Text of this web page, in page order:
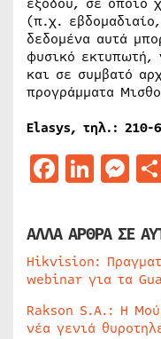
(π.χ.
δεδομένα αυτά
φυσικό
και σε συμβατό
προγράμματα
Elasys, τηλ.: 210-
ΑΛΛΑ ΑΡΘΡΑ ΣΕ
Hikvision:
webinar για τα
Rakson S.A.: Η
νέα γενιά